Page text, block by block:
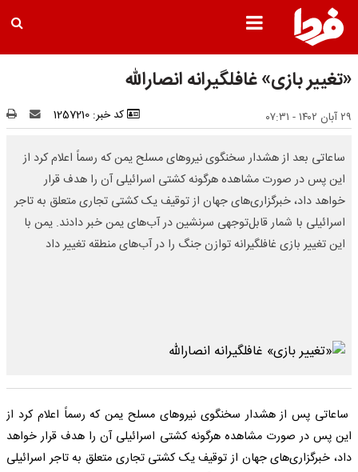
«تغییر بازی» غافلگیرانه انصارالله
۲۹ آبان ۱۴۰۲ - ۰۷:۳۱ کد خبر: 1257210
ساعاتی بعد از هشدار سخنگوی نیرو‌های مسلح یمن که رسماً اعلام کرد از
این پس در صورت مشاهده هرگونه کشتی اسرائیلی آن را هدف قرار
خواهد داد، خبرگزاری‌های جهان از توقیف یک کشتی تجاری متعلق به تاجر
اسرائیلی با شمار قابل‌توجهی سرنشین در آب‌های یمن خبر دادند. یمن با
این تغییر بازی غافلگیرانه توازن جنگ را در آب‌های منطقه تغییر داد
ساعاتی پس از هشدار سخنگوی نیرو‌های مسلح یمن که رسماً اعلام کرد از
این پس در صورت مشاهده هرگونه کشتی اسرائیلی آن را هدف قرار خواهد
داد، خبرگزاری‌های جهان از توقیف یک کشتی تجاری متعلق به تاجر اسرائیلی